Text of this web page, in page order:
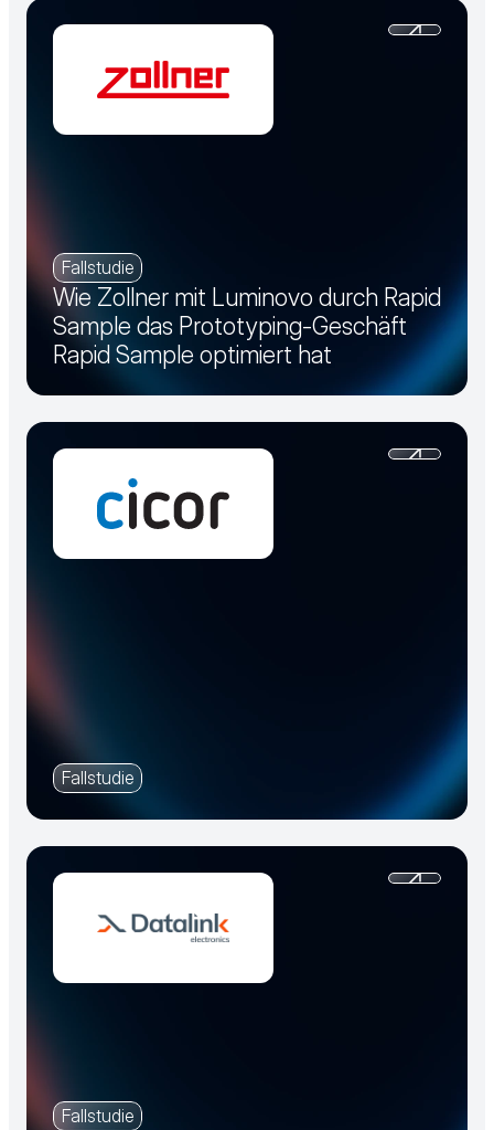
Fallstudie
Wie Zollner mit Luminovo durch Rapid
Sample das Prototyping-Geschäft
Rapid Sample optimiert hat
Fallstudie
Fallstudie